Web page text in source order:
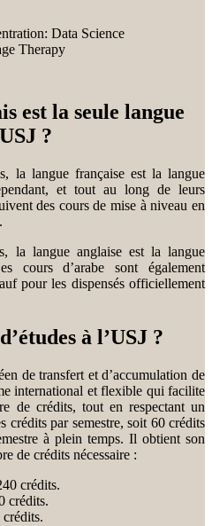
Data Science
Therapy
est la seule langue
?
la langue française est la langue
et tout au long de leurs
des cours de mise à niveau en
la langue anglaise est la langue
cours d’arabe sont également
pour les dispensés officiellement
à l’USJ ?
de transfert et d’accumulation de
international et flexible qui facilite
de crédits, tout en respectant un
crédits par semestre, soit 60 crédits
à plein temps. Il obtient son
de crédits nécessaire :
crédits.
crédits.